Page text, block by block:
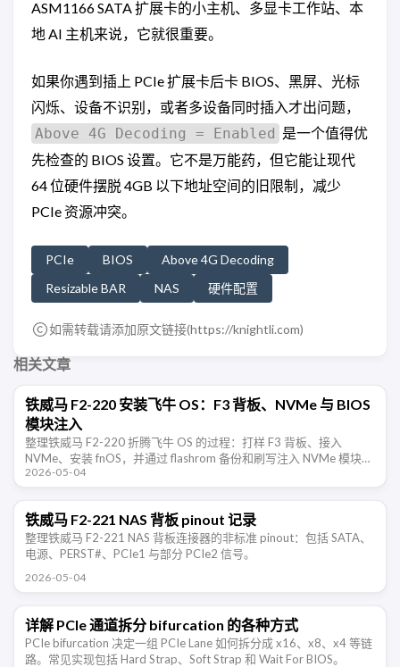
ASM1166 SATA 扩展卡的小主机、多显卡工作站、本
地 AI 主机来说，它就很重要。
如果你遇到插上 PCIe 扩展卡后卡 BIOS、黑屏、光标
闪烁、设备不识别，或者多设备同时插入才出问题，
Above 4G Decoding = Enabled 是一个值得优
先检查的 BIOS 设置。它不是万能药，但它能让现代
64 位硬件摆脱 4GB 以下地址空间的旧限制，减少
PCIe 资源冲突。
PCIe BIOS
Above 4G Decoding
Resizable BAR
NAS 硬件配置
如需转载请添加原文链接(https://knightli.com)
相关文章
铁威马 F2-220 安装飞牛 OS：F3 背板、NVMe 与 BIOS
模块注入
整理铁威马 F2-220 折腾飞牛 OS 的过程：打样 F3 背板、接入
NVMe、安装 fnOS，并通过 flashrom 备份和刷写注入 NVMe 模块后
的 BIOS。
2026-05-04
铁威马 F2-221 NAS 背板 pinout 记录
整理铁威马 F2-221 NAS 背板连接器的非标准 pinout：包括 SATA、
电源、PERST#、PCIe1 与部分 PCIe2 信号。
2026-05-04
详解 PCIe 通道拆分 bifurcation 的各种方式
PCIe bifurcation 决定一组 PCIe Lane 如何拆分成 x16、x8、x4 等链
路。常见实现包括 Hard Strap、Soft Strap 和 Wait For BIOS。